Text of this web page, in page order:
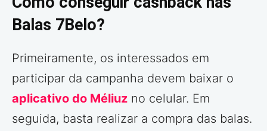
Balas 7Belo?
Primeiramente, os interessados em
participar da campanha devem baixar o
aplicativo do Méliuz no celular. Em
seguida, basta realizar a compra das balas.